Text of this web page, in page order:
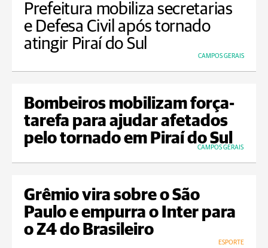
Prefeitura mobiliza secretarias
e Defesa Civil após tornado
atingir Piraí do Sul
CAMPOS GERAIS
Bombeiros mobilizam força-
tarefa para ajudar afetados
pelo tornado em Piraí do Sul
CAMPOS GERAIS
Grêmio vira sobre o São
Paulo e empurra o Inter para
o Z4 do Brasileiro
ESPORTE